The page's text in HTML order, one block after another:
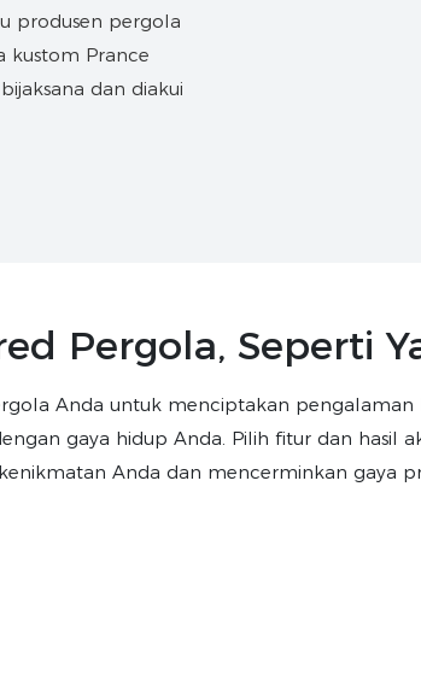
produsen pergola
kustom Prance
dan diakui
Pergola, Seperti
Anda untuk menciptakan
gaya hidup Anda. Pilih fitur dan hasil
kenikmatan Anda dan mencerminkan gaya